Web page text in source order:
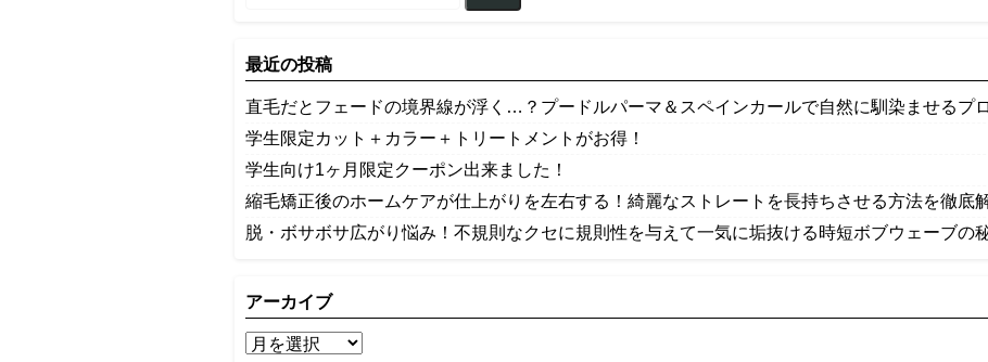
最近の投稿
直毛だとフェードの境界線が浮く…？プードルパーマ＆スペインカールで自然に馴染ませるプ
学生限定カット＋カラー＋トリートメントがお得！
学生向け1ヶ月限定クーポン出来ました！
縮毛矯正後のホームケアが仕上がりを左右する！綺麗なストレートを長持ちさせる方法を徹底
脱・ボサボサ広がり悩み！不規則なクセに規則性を与えて一気に垢抜ける時短ボブウェーブの
アーカイブ